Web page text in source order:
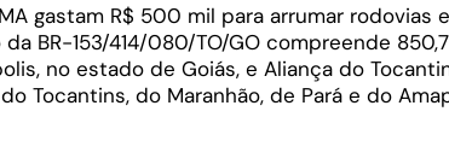
gastam R$ 500 mil para arrumar rodovias
BR-153/414/080/TO/GO compreende
no estado de Goiás, e Aliança do
Tocantins, do Maranhão, de Pará e do